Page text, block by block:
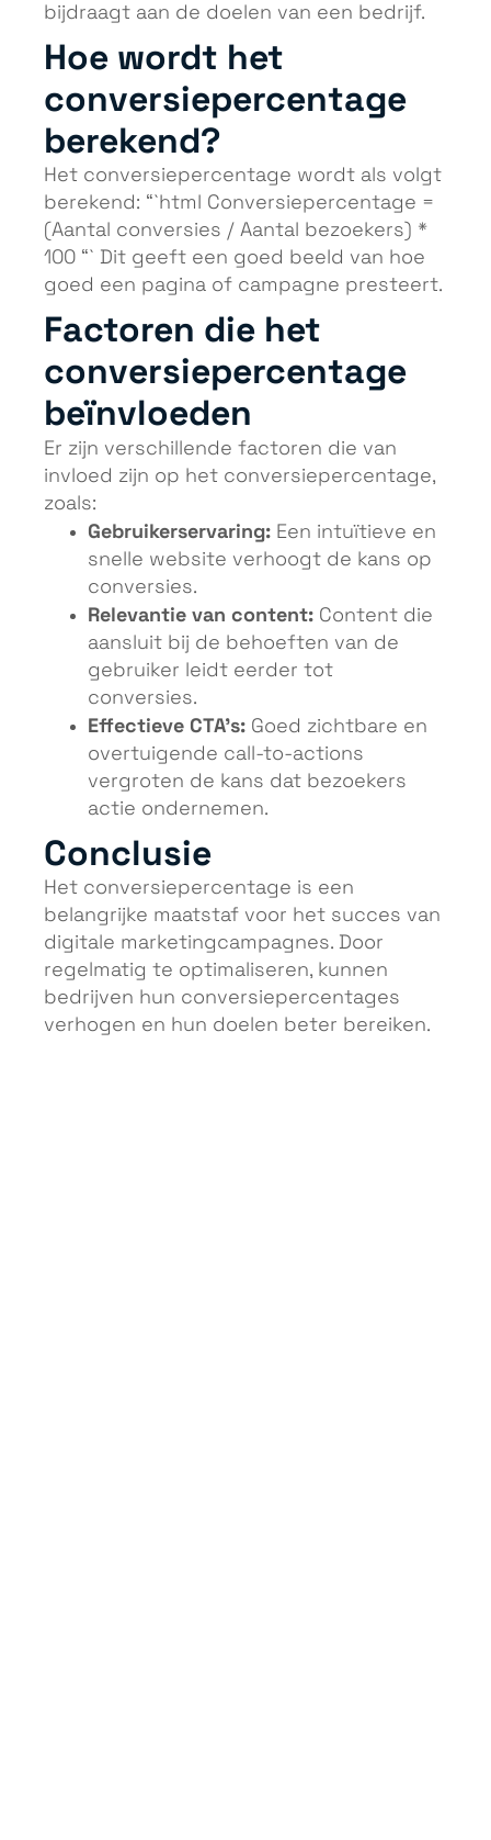
bijdraagt aan de doelen van een bedrijf.
Hoe wordt het
conversiepercentage
berekend?
Het conversiepercentage wordt als volgt
berekend: “`html Conversiepercentage =
(Aantal conversies / Aantal bezoekers) *
100 “` Dit geeft een goed beeld van hoe
goed een pagina of campagne presteert.
Factoren die het
conversiepercentage
beïnvloeden
Er zijn verschillende factoren die van
invloed zijn op het conversiepercentage,
zoals:
Gebruikerservaring: Een intuïtieve en
snelle website verhoogt de kans op
conversies.
Relevantie van content: Content die
aansluit bij de behoeften van de
gebruiker leidt eerder tot
conversies.
Effectieve CTA’s: Goed zichtbare en
overtuigende call-to-actions
vergroten de kans dat bezoekers
actie ondernemen.
Conclusie
Het conversiepercentage is een
belangrijke maatstaf voor het succes van
digitale marketingcampagnes. Door
regelmatig te optimaliseren, kunnen
bedrijven hun conversiepercentages
verhogen en hun doelen beter bereiken.